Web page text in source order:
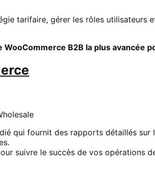
tarifaire, gérer les rôles utilisateurs
B2B la plus avancée
qui fournit des rapports détaillés
suivre le succès de vos opérations